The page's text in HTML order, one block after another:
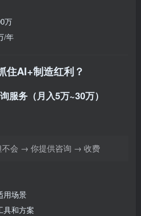
万
/年
住AI+制造红利？
服务（月入5万~30万）
不会 → 你提供咨询 → 收费
用场景
具和方案